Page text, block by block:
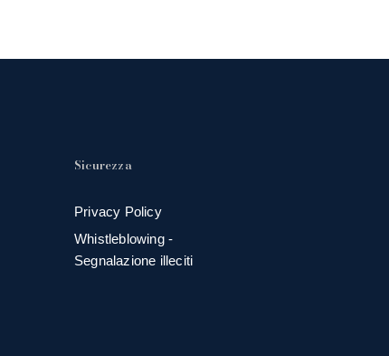
Sicurezza
Privacy Policy
Whistleblowing -
Segnalazione illeciti